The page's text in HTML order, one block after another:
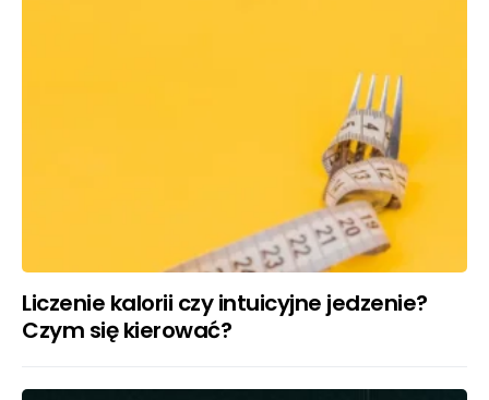
Liczenie kalorii czy intuicyjne jedzenie?
Czym się kierować?